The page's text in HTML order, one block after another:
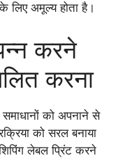
लिए अमूल्य होता है।
करने
करना
को अपनाने से
को सरल बनाया
लेबल प्रिंट करने